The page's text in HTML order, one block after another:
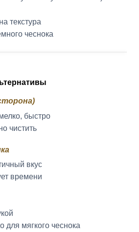
текстура
чеснока
быстро
чистить
вкус
времени
для мягкого чеснока